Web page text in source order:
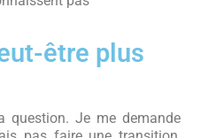
être plus
question. Je me demande